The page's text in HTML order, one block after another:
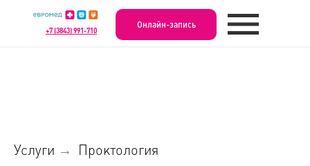
+7 (3843) 991-710
Онлайн-запись
Услуги → Проктология